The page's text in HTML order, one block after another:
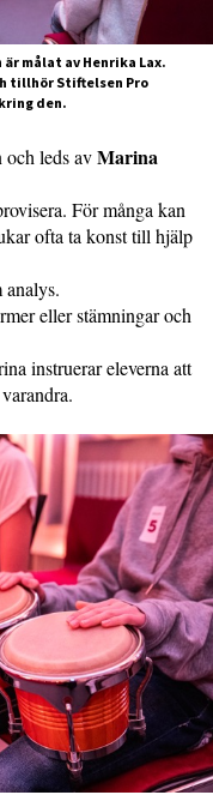
målat av Henrika Lax.
tillhör Stiftelsen Pro
den.
och leds avMarina
För många kan
ofta ta konst till hjälp
analys.
eller stämningar och
instruerar eleverna att